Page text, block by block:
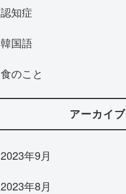
認知症
韓国語
食のこと
アーカイブ
2023年9月
2023年8月